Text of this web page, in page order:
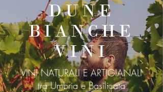
DUNE
BIANCHE
VINI
VINI NATURALI E ARTIGIANALI
tra Umbria e Basilicata